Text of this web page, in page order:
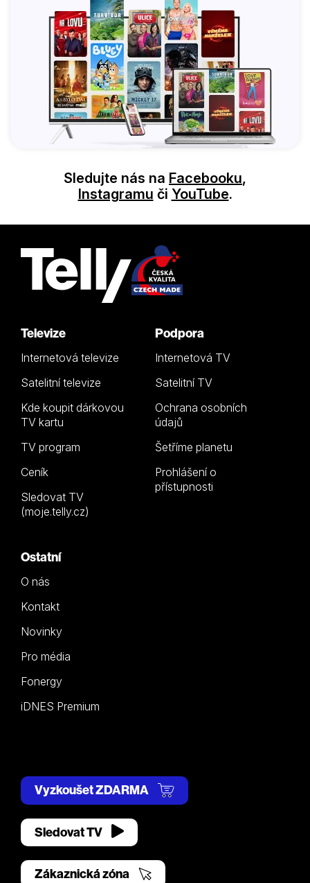
Sledujte nás na Facebooku,
Instagramu či YouTube.
Televize
Internetová televize
Satelitní televize
Kde koupit dárkovou
TV kartu
TV program
Ceník
Sledovat TV
(moje.telly.cz)
Podpora
Internetová TV
Satelitní TV
Ochrana osobních
údajů
Šetříme planetu
Prohlášení o
přístupnosti
Ostatní
O nás
Kontakt
Novinky
Pro média
Fonergy
iDNES Premium
Vyzkoušet ZDARMA
Sledovat TV
Zákaznická zóna